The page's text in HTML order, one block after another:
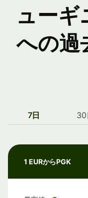
ューギ
への過
7日 30
1 EURからPGK